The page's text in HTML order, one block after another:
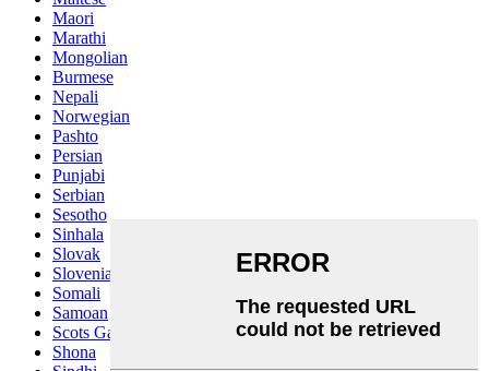
Maori
Marathi
Mongolian
Burmese
Nepali
Norwegian
Pashto
Persian
Punjabi
Serbian
Sesotho
Sinhala
Slovak
Slovenian
Somali
Samoan
Scots Gaelic
Shona